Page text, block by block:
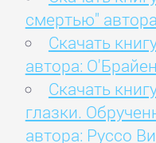
смертью"
Скачать
автора:
Скачать
глазки.
автора: Руссо